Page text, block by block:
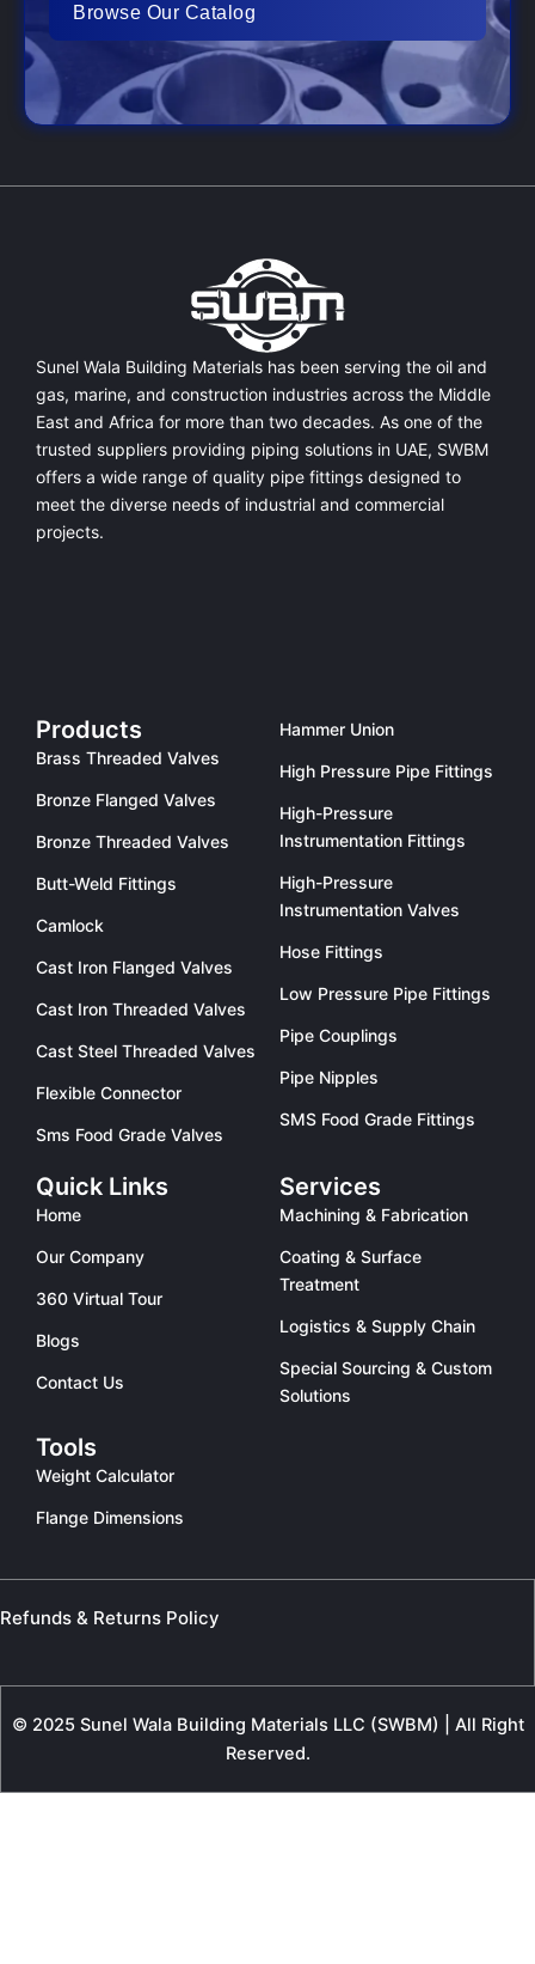
Browse Our Catalog
Sunel Wala Building Materials has been serving the oil and
gas, marine, and construction industries across the Middle
East and Africa for more than two decades. As one of the
trusted suppliers providing piping solutions in UAE, SWBM
offers a wide range of quality pipe fittings designed to
meet the diverse needs of industrial and commercial
projects.
Products
Brass Threaded Valves
Bronze Flanged Valves
Bronze Threaded Valves
Butt-Weld Fittings
Camlock
Cast Iron Flanged Valves
Cast Iron Threaded Valves
Cast Steel Threaded Valves
Flexible Connector
Sms Food Grade Valves
Hammer Union
High Pressure Pipe Fittings
High-Pressure
Instrumentation Fittings
High-Pressure
Instrumentation Valves
Hose Fittings
Low Pressure Pipe Fittings
Pipe Couplings
Pipe Nipples
SMS Food Grade Fittings
Quick Links
Home
Our Company
360 Virtual Tour
Blogs
Contact Us
Services
Machining & Fabrication
Coating & Surface
Treatment
Logistics & Supply Chain
Special Sourcing & Custom
Solutions
Tools
Weight Calculator
Flange Dimensions
Refunds & Returns Policy
© 2025 Sunel Wala Building Materials LLC (SWBM) | All Right
Reserved.